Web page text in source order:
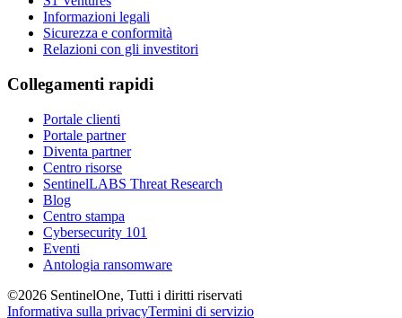
Informazioni legali
Sicurezza e conformità
Relazioni con gli investitori
Collegamenti rapidi
Portale clienti
Portale partner
Diventa partner
Centro risorse
SentinelLABS Threat Research
Blog
Centro stampa
Cybersecurity 101
Eventi
Antologia ransomware
©2026 SentinelOne, Tutti i diritti riservati
Informativa sulla privacyTermini di servizio